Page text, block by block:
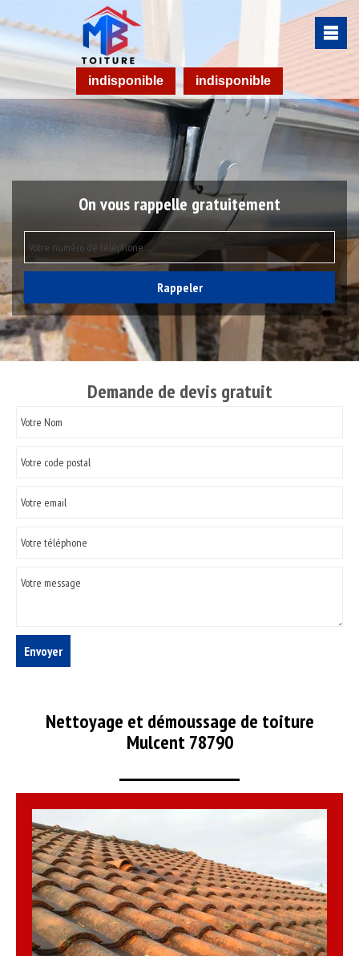
indisponible indisponible
On vous rappelle gratuitement
Demande de devis gratuit
Nettoyage et démoussage de toiture
Mulcent 78790